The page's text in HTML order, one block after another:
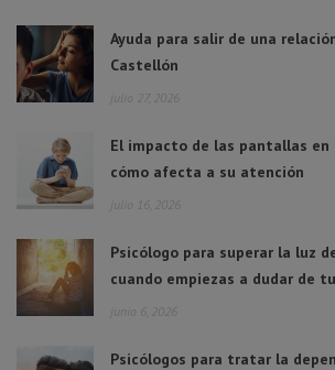
Ayuda para salir de una
Castellón
julio 27, 2026
El impacto de las pantallas en
cómo afecta a su atención
julio 16, 2026
Psicólogo para superar la luz
cuando empiezas a dudar de
junio 6, 2026
Psicólogos para tratar la